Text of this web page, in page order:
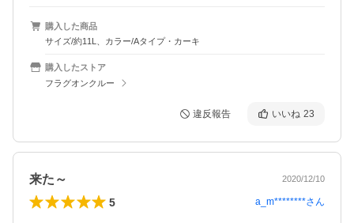
購入した商品
サイズ/約11L、カラー/Aタイプ・カーキ
購入したストア
フラグオンクルー
違反報告 いいね 23
来た～ 2020/12/10
5 a_m********さん